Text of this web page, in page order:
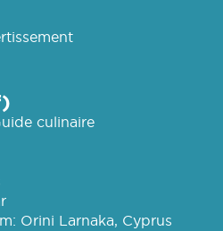
culinaire
Orini Larnaka, Cyprus